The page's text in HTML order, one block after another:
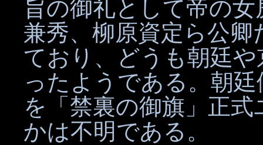
旨の御礼として帝の
兼秀、柳原資定ら公
ており、どうも朝廷
ったようである。朝
を「禁裏の御旗」正
かは不明である。